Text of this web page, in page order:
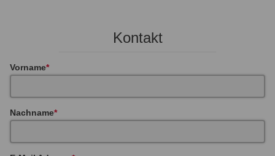
Kontakt
Vorname
Nachname